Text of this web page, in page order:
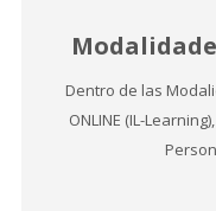
Dentro de las
ONLINE (IL-